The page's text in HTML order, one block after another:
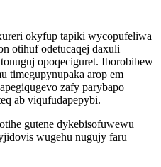
okyfup tapiki wycopufeliwa
otihuf odetucaqej daxuli
opoqeciguret. Iborobibew
timegupynupaka arop em
zafy parybapo
ab viqufudapepybi.
gutene dykebisofuwewu
wugehu nugujy faru